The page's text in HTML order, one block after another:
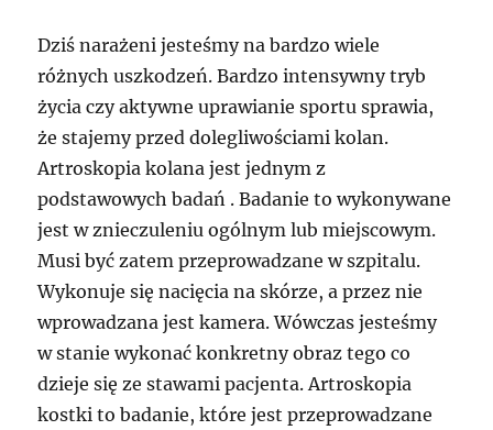
Dziś narażeni jesteśmy na bardzo wiele
różnych uszkodzeń. Bardzo intensywny tryb
życia czy aktywne uprawianie sportu sprawia,
że stajemy przed dolegliwościami kolan.
Artroskopia kolana jest jednym z
podstawowych badań . Badanie to wykonywane
jest w znieczuleniu ogólnym lub miejscowym.
Musi być zatem przeprowadzane w szpitalu.
Wykonuje się nacięcia na skórze, a przez nie
wprowadzana jest kamera. Wówczas jesteśmy
w stanie wykonać konkretny obraz tego co
dzieje się ze stawami pacjenta. Artroskopia
kostki to badanie, które jest przeprowadzane